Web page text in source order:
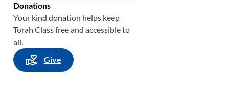
”.
de
Donations
Your kind donation helps keep
Torah Class free and accessible to
all.
Give